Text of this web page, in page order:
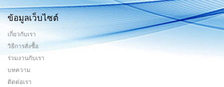
ข้อมูลเว็บไซต์
เกี่ยวกับเรา
วิธีการสั่งซื้อ
ร่วมงานกับเรา
บทความ
ติดต่อเรา